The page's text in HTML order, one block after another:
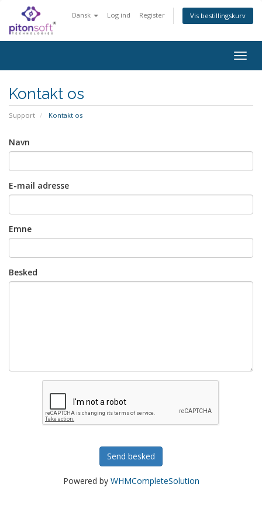
Dansk Log ind Register Vis bestillingskurv
Kontakt os
Support Kontakt os
Navn
E-mail adresse
Emne
Besked
Send besked
Powered by WHMCompleteSolution